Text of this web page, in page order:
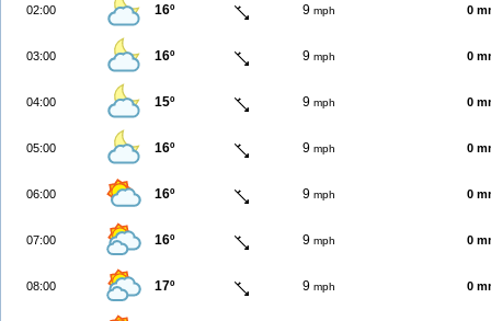
02:00 16º 9 mph 0
03:00 16º 9 mph 0
04:00 15º 9 mph 0
05:00 16º 9 mph 0
06:00 16º 9 mph 0
07:00 16º 9 mph 0
08:00 17º 9 mph 0